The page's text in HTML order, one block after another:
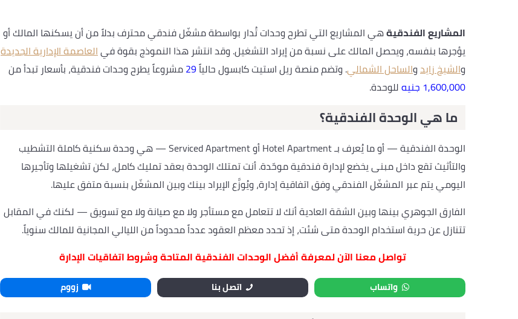
المشاريع الفندقيةهي المشاريع التي تطرح وحدات تُدار بواسطة مشغّل فندقي محترف بدلاً من أن يسكنها المالك أو
يؤجرها بنفسه، ويحصل المالك على نسبة من إيراد التشغيل. وقد انتشر هذا النموذج بقوة فيالعاصمة الإدارية الجديدة
والشيخ زايدوالساحل الشمالي. وتضم منصة ريل استيت كابسول حالياً29مشروعاً يطرح وحدات فندقية، بأسعار تبدأ من
1,600,000 جنيه
للوحدة.
ما هي الوحدة الفندقية؟
الوحدة الفندقية — أو ما يُعرف بـ Hotel Apartment أو Serviced Apartment — هي وحدة سكنية كاملة التشطيب
والتأثيث تقع داخل مبنى يخضع لإدارة فندقية موحّدة. أنت تمتلك الوحدة بعقد تمليك كامل، لكن تشغيلها وتأجيرها
اليومي يتم عبر المشغّل الفندقي وفق اتفاقية إدارة، ويُوزَّع الإيراد بينك وبين المشغّل بنسبة متفق عليها.
الفارق الجوهري بينها وبين الشقة العادية أنك لا تتعامل مع مستأجر ولا مع صيانة ولا مع تسويق — لكنك في المقابل
تتنازل عن حرية استخدام الوحدة متى شئت، إذ تحدد معظم العقود عدداً محدوداً من الليالي المجانية للمالك سنوياً.
تواصل معنا الآن لمعرفة أفضل الوحدات الفندقية المتاحة وشروط اتفاقيات الإدارة
واتساب اتصل بنا زووم